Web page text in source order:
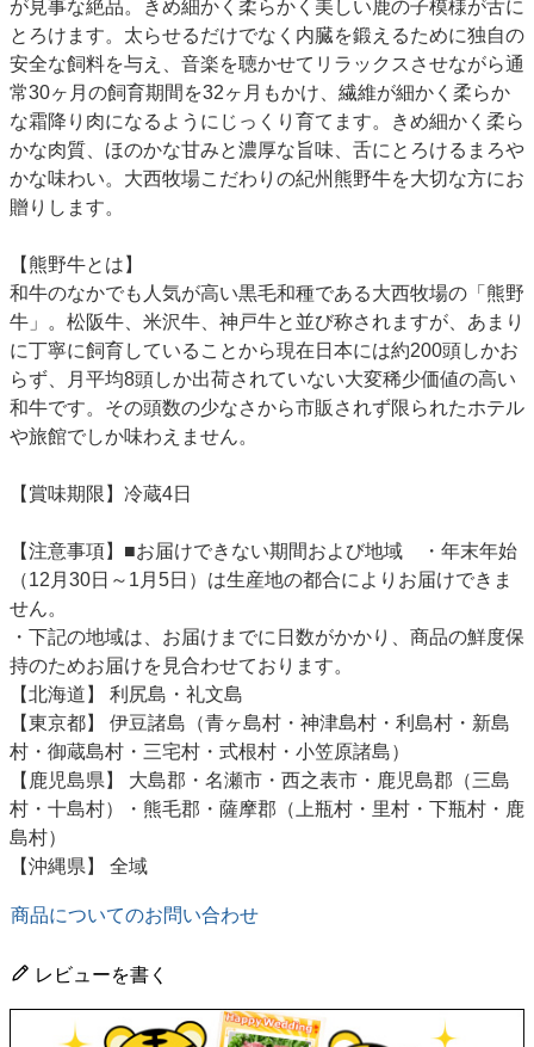
が見事な絶品。きめ細かく柔らかく美しい鹿の子模様が舌に
とろけます。太らせるだけでなく内臓を鍛えるために独自の
安全な飼料を与え、音楽を聴かせてリラックスさせながら通
常30ヶ月の飼育期間を32ヶ月もかけ、繊維が細かく柔らか
な霜降り肉になるようにじっくり育てます。きめ細かく柔ら
かな肉質、ほのかな甘みと濃厚な旨味、舌にとろけるまろや
かな味わい。大西牧場こだわりの紀州熊野牛を大切な方にお
贈りします。
【熊野牛とは】
和牛のなかでも人気が高い黒毛和種である大西牧場の「熊野
牛」。松阪牛、米沢牛、神戸牛と並び称されますが、あまり
に丁寧に飼育していることから現在日本には約200頭しかお
らず、月平均8頭しか出荷されていない大変稀少価値の高い
和牛です。その頭数の少なさから市販されず限られたホテル
や旅館でしか味わえません。
【賞味期限】冷蔵4日
【注意事項】■お届けできない期間および地域 ・年末年始
（12月30日～1月5日）は生産地の都合によりお届けできま
せん。
・下記の地域は、お届けまでに日数がかかり、商品の鮮度保
持のためお届けを見合わせております。
【北海道】 利尻島・礼文島
【東京都】 伊豆諸島（青ヶ島村・神津島村・利島村・新島
村・御蔵島村・三宅村・式根村・小笠原諸島）
【鹿児島県】 大島郡・名瀬市・西之表市・鹿児島郡（三島
村・十島村）・熊毛郡・薩摩郡（上瓶村・里村・下瓶村・鹿
島村）
【沖縄県】 全域
商品についてのお問い合わせ
レビューを書く